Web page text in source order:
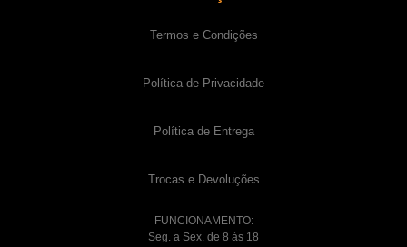
Termos e Condições
Política de Privacidade
Política de Entrega
Trocas e Devoluções
FUNCIONAMENTO:
Seg. a Sex. de 8 às 18